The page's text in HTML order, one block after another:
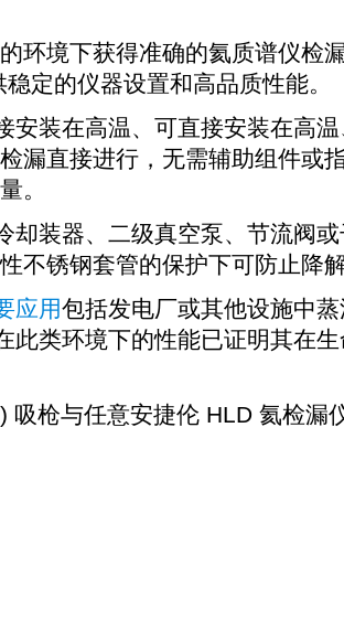
环境下获得准确的氦质谱仪检
定的仪器设置和高品质性能。
安装在高温、可直接安装在高
漏直接进行，无需辅助组件或
。
却装器、二级真空泵、节流阀
不锈钢套管的保护下可防止降
应用包括发电厂或其他设施中
此类环境下的性能已证明其在
吸枪与任意安捷伦 HLD 氦检漏